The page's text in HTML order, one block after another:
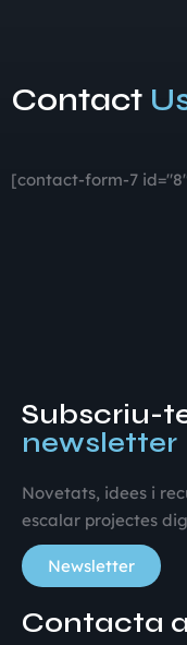
Contact
[contact-form-7
Subscriu-
newsletter
Novetats, idees i
escalar projectes
Newsletter
Contacta